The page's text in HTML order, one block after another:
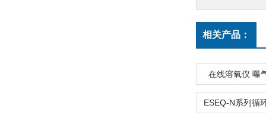
相关产品：
在线溶氧仪 曝